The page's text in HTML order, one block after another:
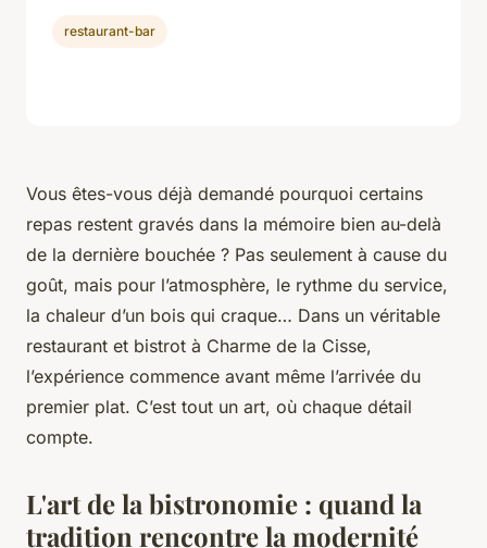
Vous êtes-vous déjà demandé pourquoi certains
repas restent gravés dans la mémoire bien au-delà
de la dernière bouchée ? Pas seulement à cause du
goût, mais pour l’atmosphère, le rythme du service,
la chaleur d’un bois qui craque… Dans un véritable
restaurant et bistrot à Charme de la Cisse,
l’expérience commence avant même l’arrivée du
premier plat. C’est tout un art, où chaque détail
compte.
L'art de la bistronomie : quand la
tradition rencontre la modernité
restaurant-bar